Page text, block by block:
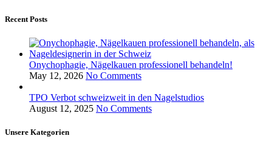
Recent Posts
Onychophagie, Nägelkauen professionell behandeln!
May 12, 2026 No Comments
TPO Verbot schweizweit in den Nagelstudios
August 12, 2025 No Comments
Unsere Kategorien